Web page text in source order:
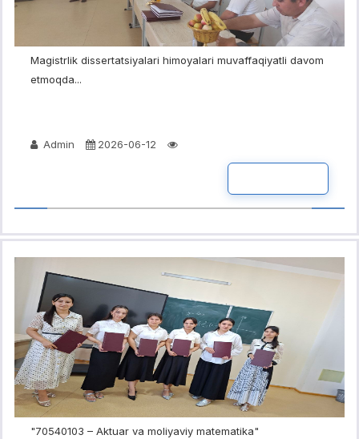
Magistrlik dissertatsiyalari himoyalari muvaffaqiyatli davom
etmoqda...
Admin 2026-06-12
"70540103 – Aktuar va moliyaviy matematika"